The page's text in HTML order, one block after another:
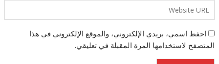
احفظ اسمي، بريدي الإلكتروني، والموقع الإلكتروني في هذا
المتصفح لاستخدامها المرة المقبلة في تعليقي.